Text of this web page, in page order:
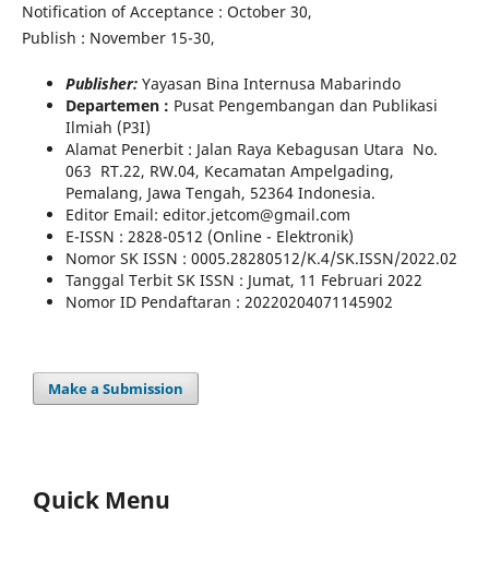
Notification of Acceptance : October 30,
Publish : November 15-30,
Publisher: Yayasan Bina Internusa Mabarindo
Departemen : Pusat Pengembangan dan Publikasi
Ilmiah (P3I)
Alamat Penerbit : Jalan Raya Kebagusan Utara No.
063 RT.22, RW.04, Kecamatan Ampelgading,
Pemalang, Jawa Tengah, 52364 Indonesia.
Editor Email: editor.jetcom@gmail.com
E-ISSN : 2828-0512 (Online - Elektronik)
Nomor SK ISSN : 0005.28280512/K.4/SK.ISSN/2022.02
Tanggal Terbit SK ISSN : Jumat, 11 Februari 2022
Nomor ID Pendaftaran : 20220204071145902
Make a Submission
Quick Menu